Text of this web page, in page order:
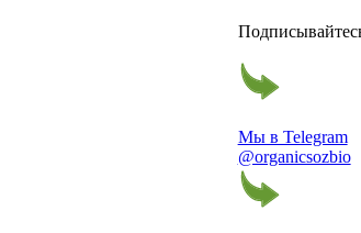
Мы в Telegram
@organicsozbio